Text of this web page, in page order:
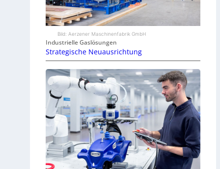
Bild: Aerzener Maschinenfabrik GmbH
Industrielle Gaslösungen
Strategische Neuausrichtung